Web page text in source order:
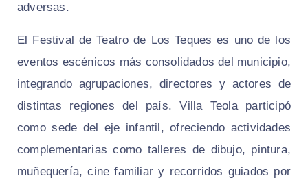
adversas.
El Festival de Teatro de Los Teques es uno de los
eventos escénicos más consolidados del municipio,
integrando agrupaciones, directores y actores de
distintas regiones del país. Villa Teola participó
como sede del eje infantil, ofreciendo actividades
complementarias como talleres de dibujo, pintura,
muñequería, cine familiar y recorridos guiados por